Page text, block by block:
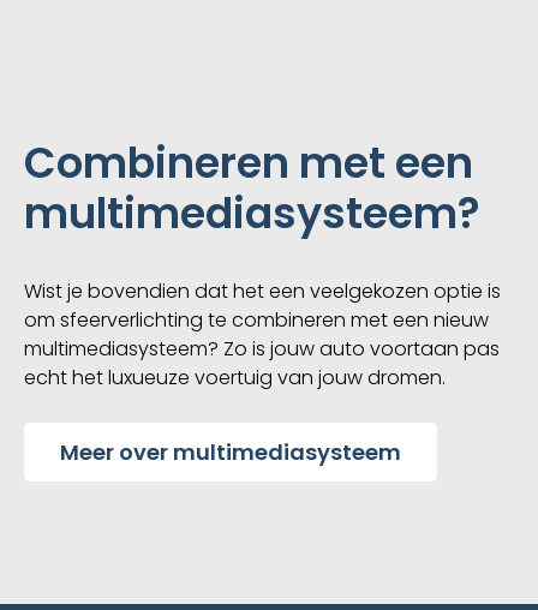
Combineren met een
multimediasysteem?
Wist je bovendien dat het een veelgekozen optie is
om sfeerverlichting te combineren met een nieuw
multimediasysteem? Zo is jouw auto voortaan pas
echt het luxueuze voertuig van jouw dromen.
Meer over multimediasysteem